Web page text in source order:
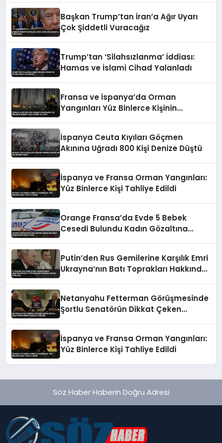
Başkan Trump’tan İran’a Ağır Uyarı
Çok Şiddetli Vuracağız
Trump’tan ‘Silahsızlanma’ İddiası:
Hamas ve İslami Cihad Yalanladı
Fransa ve İspanya’da Orman
Yangınları Yüz Binlerce Kişinin
İspanya Ceuta Kıyıları Göçmen
Akınına Uğradı 800 Kişi Denize Düştü
İspanya ve Fransa Orman Yangınları:
Yüz Binlerce Kişi Tahliye Edildi
Orange Fransa’da Evde 5 Bebek
Cesedi Bulundu Kadın Gözaltına
Putin’den Rus Gemilerine Karşılık Emri
Ukrayna’nın Batı Toprakları Hakkında
Netanyahu Fetterman Görüşmesinde
Şortlu Senatörün Dikkat Çeken
İspanya ve Fransa Orman Yangınları:
Yüz Binlerce Kişi Tahliye Edildi
Söz Haber Haberin Doğru Adresi